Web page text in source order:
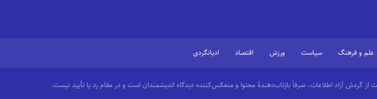
علم و فرهنگ سیاست ورزش اقتصاد ادیانگردی
از گردش آزاد اطلاعات، صرفاً بازتاب‌دهندهٔ محتوا و منعکس‌کننده دیدگاه اندیشمندان است و در مقام رد یا تأیید نیست.